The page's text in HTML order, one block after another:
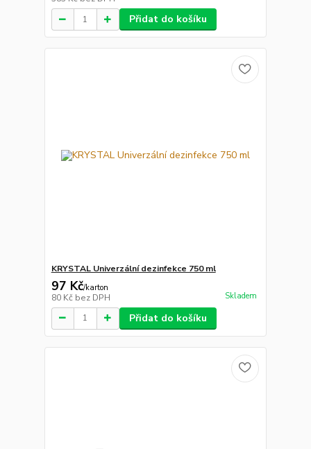
Přidat do košíku
KRYSTAL Univerzální dezinfekce 750 ml
97 Kč/karton
80 Kč bez DPH Skladem
Přidat do košíku